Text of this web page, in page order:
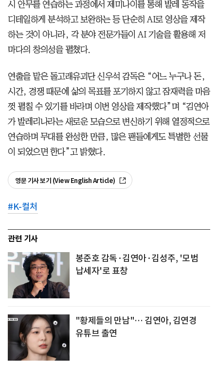
시 안무를 연습하는 과정에서 제미나이를 통해 발레 동작을
디테일하게 분석하고 보완하는 등 단순히 AI로 영상을 제작
하는 것이 아니라, 각 분야 전문가들이 AI 기술을 활용해 저
마다의 창의성을 펼쳤다.
연출을 맡은 돌고래유괴단 신우석 감독은 “어느 누구나 돈,
시간, 경쟁 때문에 삶의 목표를 포기하지 않고 잠재력을 마음
껏 펼칠 수 있기를 바라며 이번 영상을 제작했다”며 “김연아
가 발레리나라는 새로운 모습으로 변신하기 위해 열정적으로
연습하며 무대를 완성한 만큼, 많은 팬들에게도 특별한 선물
이 되었으면 한다”고 밝혔다.
영문 기사 보기 (View English Article)
#K-컬처
관련 기사
봉준호 감독·김연아·김성주, '모범
납세자'로 표창
"황제들의 만남"… 김연아, 김연경
유튜브 출연